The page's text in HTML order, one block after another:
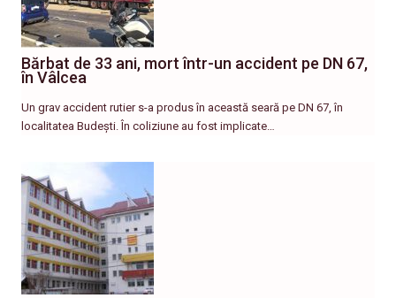
Bărbat de 33 ani, mort într-un accident pe DN 67,
în Vâlcea
Un grav accident rutier s-a produs în această seară pe DN 67, în
localitatea Budești. În coliziune au fost implicate…